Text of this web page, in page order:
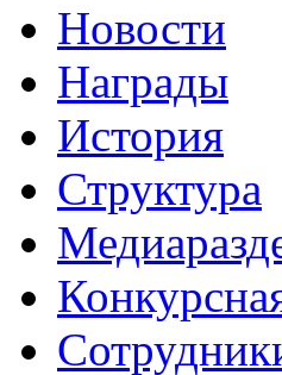
Новости
Награды
История
Структура